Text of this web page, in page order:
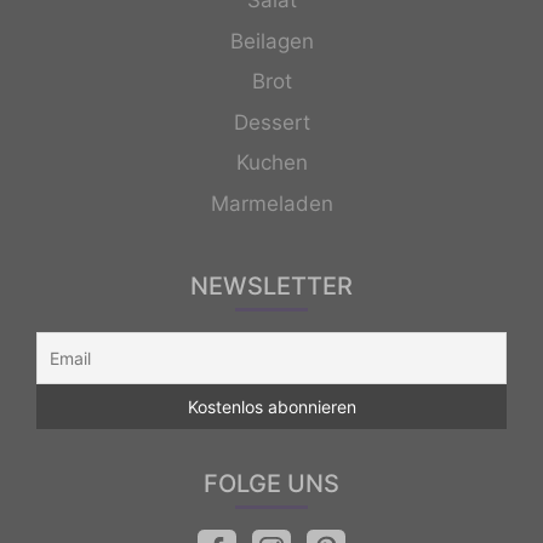
Beilagen
Brot
Dessert
Kuchen
Marmeladen
NEWSLETTER
FOLGE UNS